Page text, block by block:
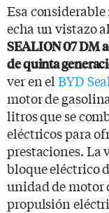
Esa
echa un vistazo
SEALION 07 DM
de quinta
ver en elBYD
motor de
litros que se
eléctricos para
prestaciones. La
bloque eléctrico
unidad de motor
propulsión